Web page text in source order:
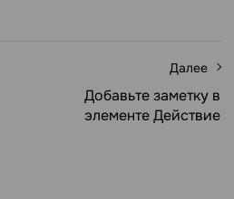
Далее
Добавьте заметку в
элементе Действие